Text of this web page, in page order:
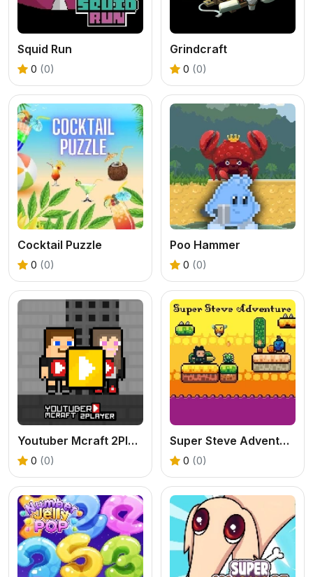
Squid Run
0 (0)
Grindcraft
0 (0)
Cocktail Puzzle
0 (0)
Poo Hammer
0 (0)
Youtuber Mcraft 2Player
0 (0)
Super Steve Adventure
0 (0)